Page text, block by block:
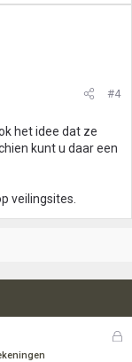
#4
het idee dat ze
kunt u daar een
veilingsites.
G